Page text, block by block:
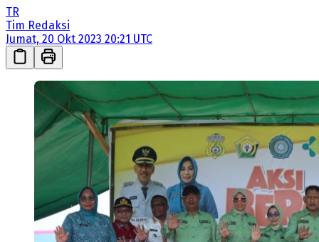
TR
Tim Redaksi
Jumat, 20 Okt 2023 20:21 UTC